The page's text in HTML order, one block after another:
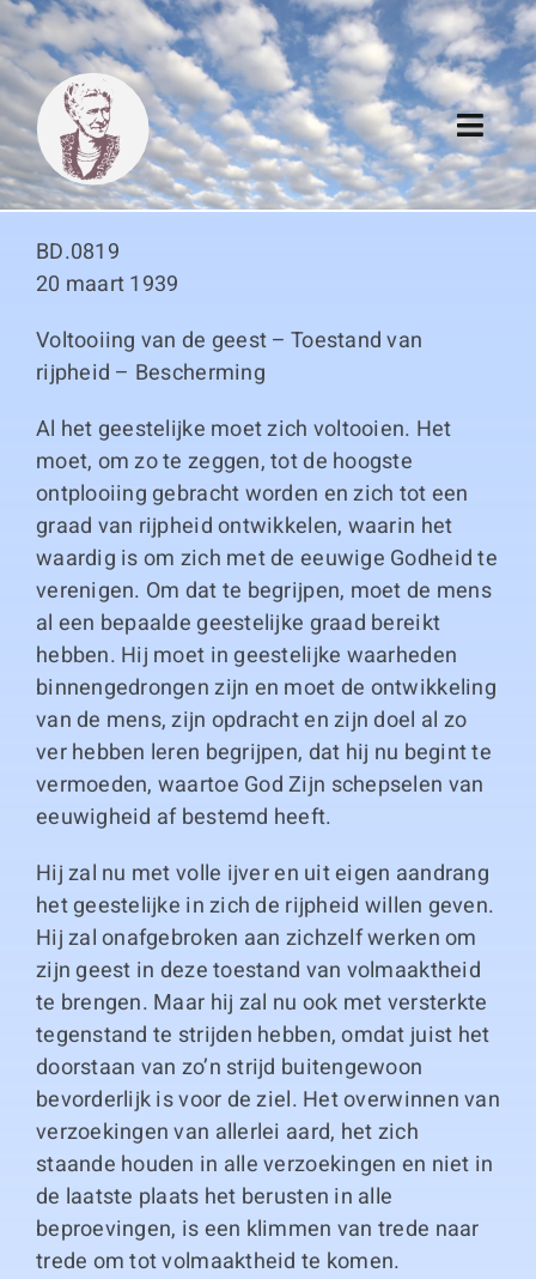
Skip
to
content
Algemeen
Thema boeken
Duitse boeken
Links
BD.0819
20 maart 1939
Voltooiing van de geest – Toestand van
rijpheid – Bescherming
Al het geestelijke moet zich voltooien. Het
moet, om zo te zeggen, tot de hoogste
ontplooiing gebracht worden en zich tot een
graad van rijpheid ontwikkelen, waarin het
waardig is om zich met de eeuwige Godheid te
verenigen. Om dat te begrijpen, moet de mens
al een bepaalde geestelijke graad bereikt
hebben. Hij moet in geestelijke waarheden
binnengedrongen zijn en moet de ontwikkeling
van de mens, zijn opdracht en zijn doel al zo
ver hebben leren begrijpen, dat hij nu begint te
vermoeden, waartoe God Zijn schepselen van
eeuwigheid af bestemd heeft.
Hij zal nu met volle ijver en uit eigen aandrang
het geestelijke in zich de rijpheid willen geven.
Hij zal onafgebroken aan zichzelf werken om
zijn geest in deze toestand van volmaaktheid
te brengen. Maar hij zal nu ook met versterkte
tegenstand te strijden hebben, omdat juist het
doorstaan van zo’n strijd buitengewoon
bevorderlijk is voor de ziel. Het overwinnen van
verzoekingen van allerlei aard, het zich
staande houden in alle verzoekingen en niet in
de laatste plaats het berusten in alle
beproevingen, is een klimmen van trede naar
trede om tot volmaaktheid te komen.